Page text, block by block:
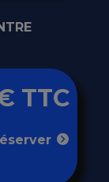
TTC